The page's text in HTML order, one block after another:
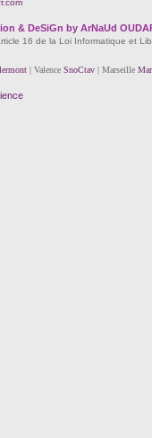
& DeSiGn by ArNaUd
16 de la Loi Informatique et
| Valence SnoCtav| Marseille